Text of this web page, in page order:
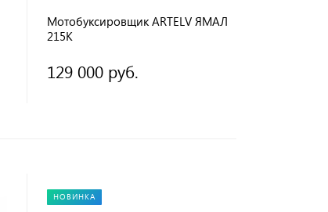
Мотобуксировщик ARTELV ЯМАЛ
215К
129 000 руб.
НОВИНКА